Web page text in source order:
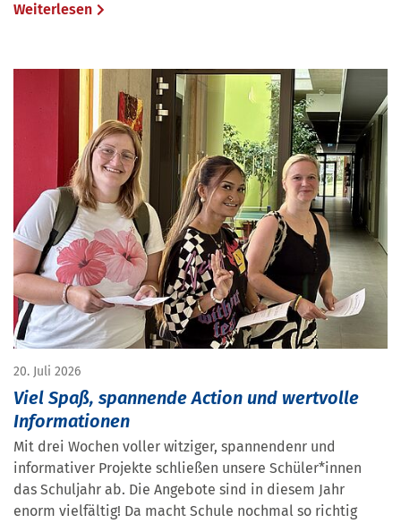
Weiterlesen
20. Juli 2026
Viel Spaß, spannende Action und wertvolle
Informationen
Mit drei Wochen voller witziger, spannendenr und
informativer Projekte schließen unsere Schüler*innen
das Schuljahr ab. Die Angebote sind in diesem Jahr
enorm vielfältig! Da macht Schule nochmal so richtig